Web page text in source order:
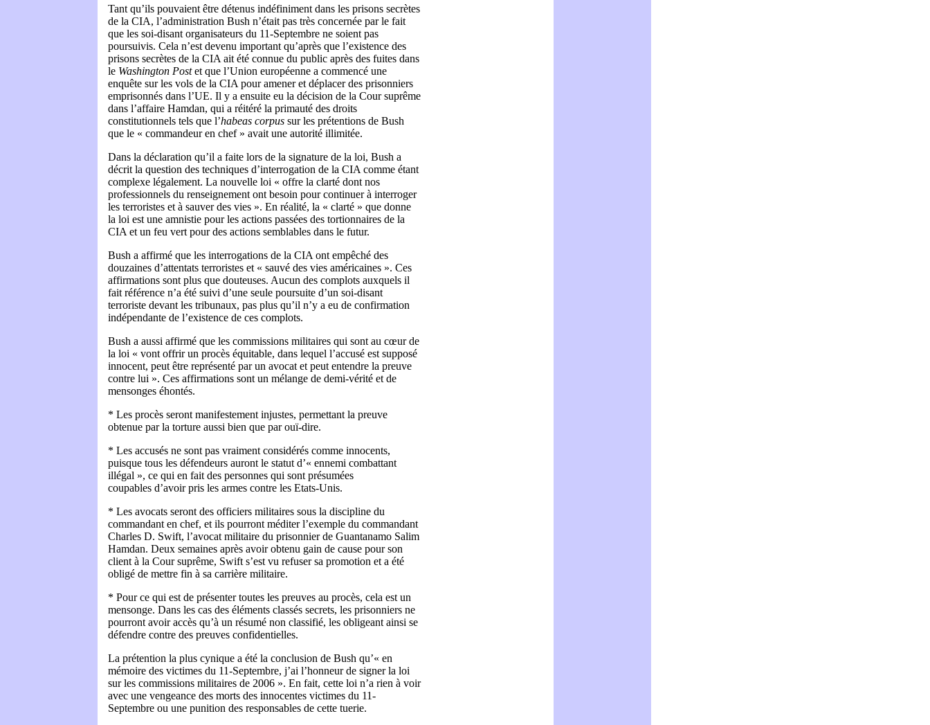
Tant qu’ils pouvaient être détenus indéfiniment dans les prisons secrètes
de la CIA, l’administration Bush n’était pas très concernée par le fait
que les soi-disant organisateurs du 11-Septembre ne soient pas
poursuivis. Cela n’est devenu important qu’après que l’existence des
prisons secrètes de la CIA ait été connue du public après des fuites dans
le Washington Postet que l’Union européenne a commencé une
enquête sur les vols de la CIA pour amener et déplacer des prisonniers
emprisonnés dans l’UE. Il y a ensuite eu la décision de la Cour suprême
dans l’affaire Hamdan, qui a réitéré la primauté des droits
constitutionnels tels que l’habeas corpus sur les prétentions de Bush
que le « commandeur en chef » avait une autorité illimitée.
Dans la déclaration qu’il a faite lors de la signature de la loi, Bush a
décrit la question des techniques d’interrogation de la CIA comme étant
complexe légalement. La nouvelle loi « offre la clarté dont nos
professionnels du renseignement ont besoin pour continuer à interroger
les terroristes et à sauver des vies ». En réalité, la « clarté » que donne
la loi est une amnistie pour les actions passées des tortionnaires de la
CIA et un feu vert pour des actions semblables dans le futur.
Bush a affirmé que les interrogations de la CIA ont empêché des
douzaines d’attentats terroristes et « sauvé des vies américaines ». Ces
affirmations sont plus que douteuses. Aucun des complots auxquels il
fait référence n’a été suivi d’une seule poursuite d’un soi-disant
terroriste devant les tribunaux, pas plus qu’il n’y a eu de confirmation
indépendante de l’existence de ces complots.
Bush a aussi affirmé que les commissions militaires qui sont au cœur de
la loi « vont offrir un procès équitable, dans lequel l’accusé est supposé
innocent, peut être représenté par un avocat et peut entendre la preuve
contre lui ». Ces affirmations sont un mélange de demi-vérité et de
mensonges éhontés.
* Les procès seront manifestement injustes, permettant la preuve
obtenue par la torture aussi bien que par ouï-dire.
* Les accusés ne sont pas vraiment considérés comme innocents,
puisque tous les défendeurs auront le statut d’« ennemi combattant
illégal », ce qui en fait des personnes qui sont présumées
coupables d’avoir pris les armes contre les Etats-Unis.
* Les avocats seront des officiers militaires sous la discipline du
commandant en chef, et ils pourront méditer l’exemple du commandant
Charles D. Swift, l’avocat militaire du prisonnier de Guantanamo Salim
Hamdan. Deux semaines après avoir obtenu gain de cause pour son
client à la Cour suprême, Swift s’est vu refuser sa promotion et a été
obligé de mettre fin à sa carrière militaire.
* Pour ce qui est de présenter toutes les preuves au procès, cela est un
mensonge. Dans les cas des éléments classés secrets, les prisonniers ne
pourront avoir accès qu’à un résumé non classifié, les obligeant ainsi se
défendre contre des preuves confidentielles.
La prétention la plus cynique a été la conclusion de Bush qu’« en
mémoire des victimes du 11-Septembre, j’ai l’honneur de signer la loi
sur les commissions militaires de 2006 ». En fait, cette loi n’a rien à voir
avec une vengeance des morts des innocentes victimes du 11-
Septembre ou une punition des responsables de cette tuerie.